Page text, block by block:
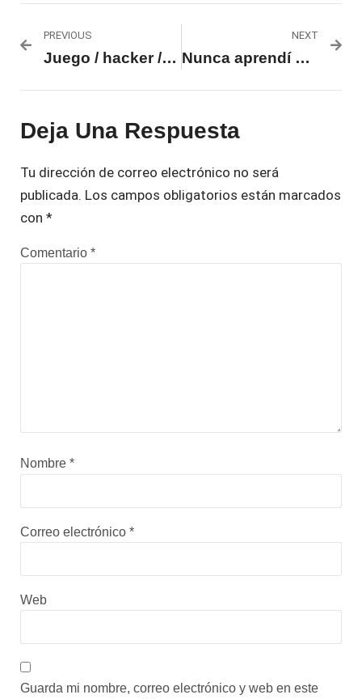
PREVIOUS
Juego / hacker / cuerpo / calle
NEXT
Nunca aprendí a hacer trenzas
Deja Una Respuesta
Tu dirección de correo electrónico no será
publicada. Los campos obligatorios están marcados
con *
Comentario *
Nombre *
Correo electrónico *
Web
Guarda mi nombre, correo electrónico y web en este